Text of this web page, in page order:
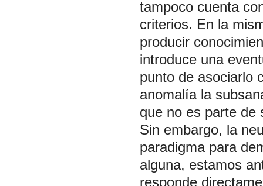
tampoco cuenta
criterios. En la
producir
introduce una
punto de asociarlo
anomalía la
que no es parte de
Sin embargo, la
paradigma para
alguna, estamos
responde